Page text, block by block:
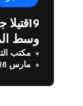
وسط
مكتب
مارس 28, 2022